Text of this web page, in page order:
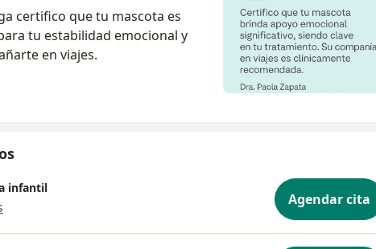
certifico que tu mascota es
tu estabilidad emocional y
en viajes.
infantil
Agendar cita